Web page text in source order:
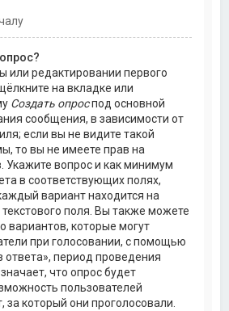
или редактировании первого
на вкладке или
Создать опроспод основной
сообщения, в зависимости от
если вы не видите такой
то вы не имеете прав на
Укажите вопрос и как минимум
в соответствующих полях,
вариант находится на
поля. Вы также можете
вариантов, которые могут
при голосовании, с помощью
ответа», период проведения
что опрос будет
пользователей
за который они проголосовали.